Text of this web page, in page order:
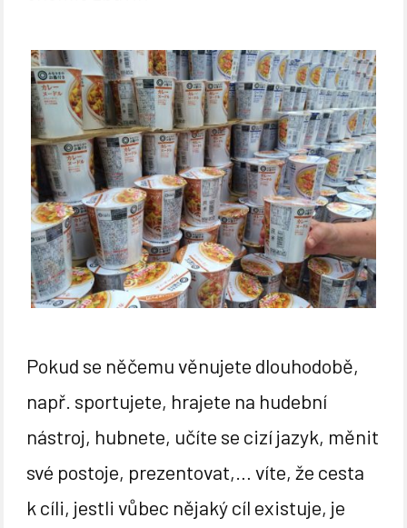
Pokud se něčemu věnujete dlouhodobě,
např. sportujete, hrajete na hudební
nástroj, hubnete, učíte se cizí jazyk, měnit
své postoje, prezentovat,… víte, že cesta
k cíli, jestli vůbec nějaký cíl existuje, je